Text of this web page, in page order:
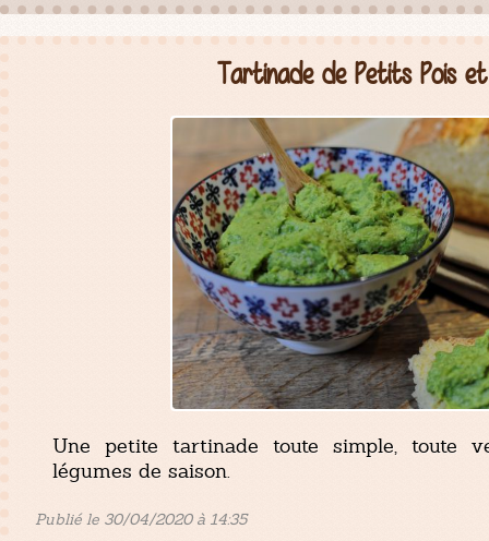
Tartinade de Petits Pois
Une petite tartinade toute simple, toute
légumes de saison.
Publié le 30/04/2020 à 14:35